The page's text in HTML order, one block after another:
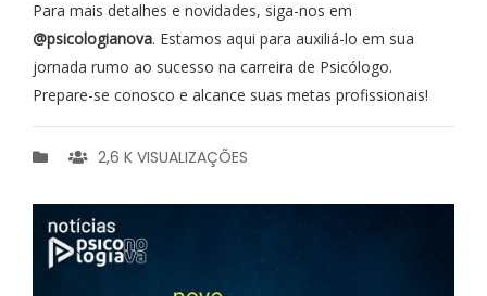
Para mais detalhes e novidades, siga-nos em
@psicologianova. Estamos aqui para auxiliá-lo em sua
jornada rumo ao sucesso na carreira de Psicólogo.
Prepare-se conosco e alcance suas metas profissionais!
2,6 K VISUALIZAÇÕES